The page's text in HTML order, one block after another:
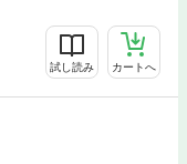
試し読み カートへ